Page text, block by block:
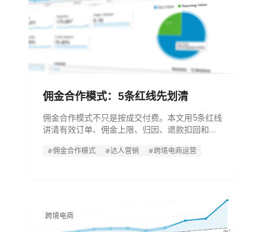
佣金合作模式：5条红线先划清
佣金合作模式不只是按成交付费。本文用5条红线
讲清有效订单、佣金上限、归因、退款扣回和结
#佣金合作模式 #达人营销 #跨境电商运营
跨境电商